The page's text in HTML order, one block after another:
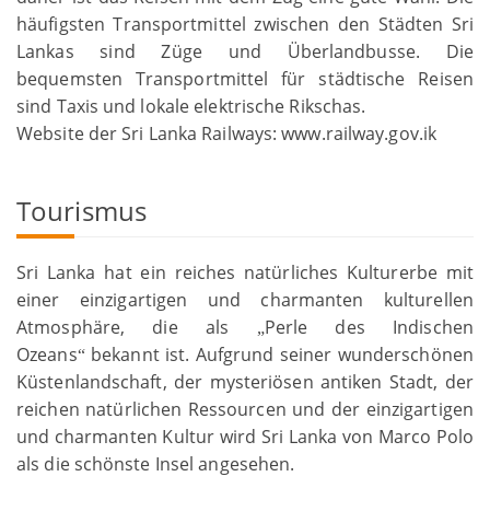
häufigsten Transportmittel zwischen den Städten Sri
Lankas sind Züge und Überlandbusse. Die
bequemsten Transportmittel für städtische Reisen
sind Taxis und lokale elektrische Rikschas.
Website der Sri Lanka Railways: www.railway.gov.ik
Tourismus
Sri Lanka hat ein reiches natürliches Kulturerbe mit
einer einzigartigen und charmanten kulturellen
Atmosphäre, die als
„Perle des Indischen
Ozeans“bekannt ist. Aufgrund seiner wunderschönen
Küstenlandschaft, der mysteriösen antiken Stadt, der
reichen natürlichen Ressourcen und der einzigartigen
und charmanten Kultur wird Sri Lanka von Marco Polo
als die schönste Insel angesehen.